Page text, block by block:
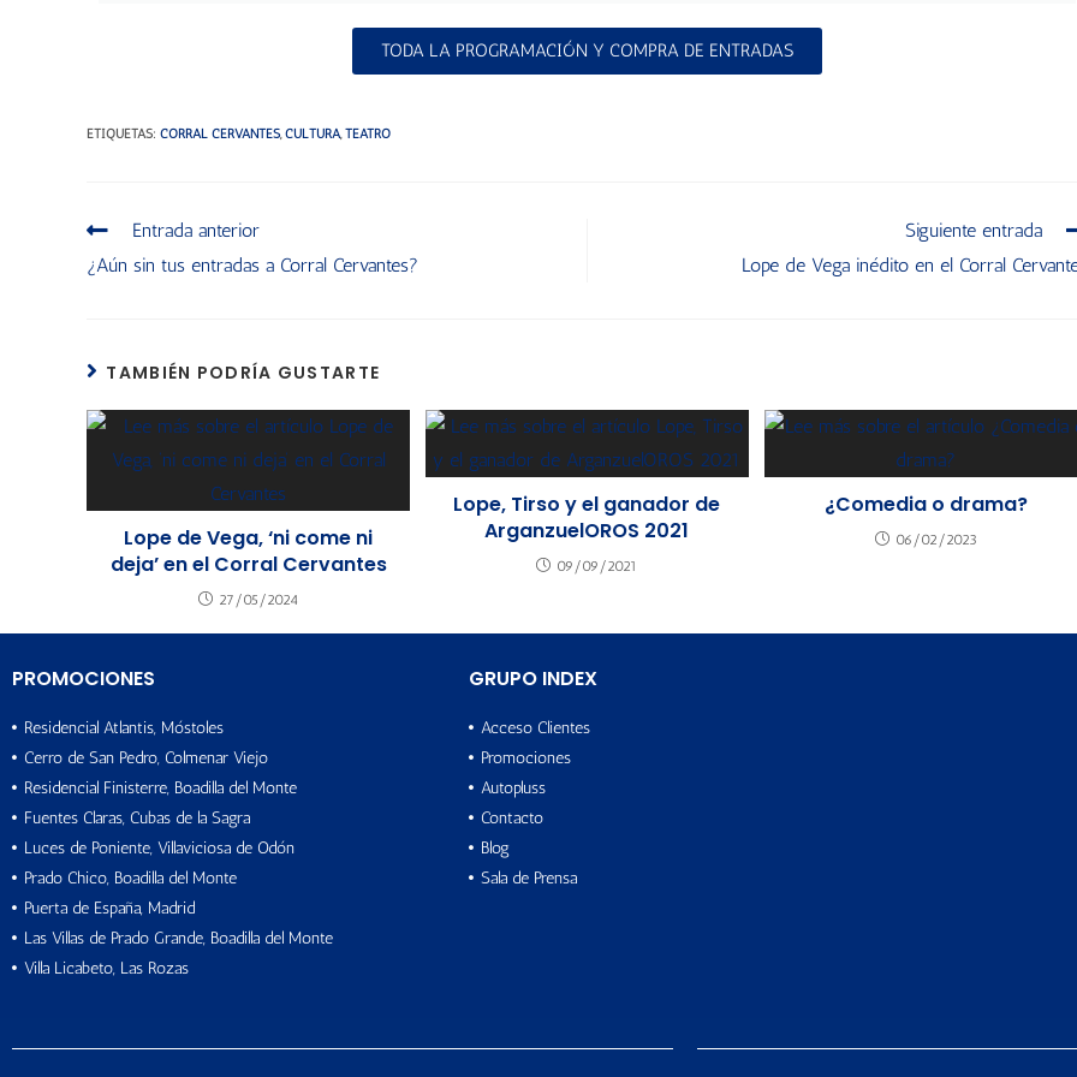
TODA LA PROGRAMACIÓN Y COMPRA DE ENTRADAS
ETIQUETAS: CORRAL CERVANTES, CULTURA, TEATRO
Entrada anterior
¿Aún sin tus entradas a Corral Cervantes?
Siguiente entrada
Lope de Vega inédito en el Corral
TAMBIÉN PODRÍA GUSTARTE
Lope de Vega, ‘ni come ni
deja’ en el Corral Cervantes
27/05/2024
Lope, Tirso y el ganador de
ArganzuelOROS 2021
09/09/2021
¿Comedia o drama?
06/02/2023
PROMOCIONES
Residencial Atlantis, Móstoles
Cerro de San Pedro, Colmenar Viejo
Residencial Finisterre, Boadilla del Monte
Fuentes Claras, Cubas de la Sagra
Luces de Poniente, Villaviciosa de Odón
Prado Chico, Boadilla del Monte
Puerta de España, Madrid
Las Villas de Prado Grande, Boadilla del Monte
Villa Licabeto, Las Rozas
GRUPO INDEX
Acceso Clientes
Promociones
Autopluss
Contacto
Blog
Sala de Prensa